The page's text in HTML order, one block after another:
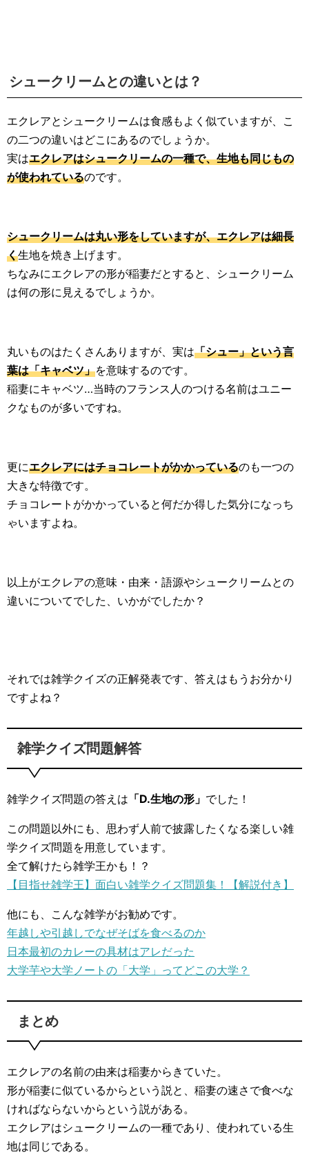
シュークリームとの違いとは？
エクレアとシュークリームは食感もよく似ていますが、こ
の二つの違いはどこにあるのでしょうか。
実はエクレアはシュークリームの一種で、生地も同じもの
が使われているのです。
シュークリームは丸い形をしていますが、エクレアは細長
く生地を焼き上げます。
ちなみにエクレアの形が稲妻だとすると、シュークリーム
は何の形に見えるでしょうか。
丸いものはたくさんありますが、実は「シュー」という言
葉は「キャベツ」を意味するのです。
稲妻にキャベツ…当時のフランス人のつける名前はユニー
クなものが多いですね。
更にエクレアにはチョコレートがかかっているのも一つの
大きな特徴です。
チョコレートがかかっていると何だか得した気分になっち
ゃいますよね。
以上がエクレアの意味・由来・語源やシュークリームとの
違いについてでした、いかがでしたか？
それでは雑学クイズの正解発表です、答えはもうお分かり
ですよね？
雑学クイズ問題解答
雑学クイズ問題の答えは 「D.生地の形」 でした！
この問題以外にも、思わず人前で披露したくなる楽しい雑
学クイズ問題を用意しています。
全て解けたら雑学王かも！？
【目指せ雑学王】面白い雑学クイズ問題集！【解説付き】
他にも、こんな雑学がお勧めです。
年越しや引越しでなぜそばを食べるのか
日本最初のカレーの具材はアレだった
大学芋や大学ノートの「大学」ってどこの大学？
まとめ
エクレアの名前の由来は稲妻からきていた。
形が稲妻に似ているからという説と、稲妻の速さで食べな
ければならないからという説がある。
エクレアはシュークリームの一種であり、使われている生
地は同じである。